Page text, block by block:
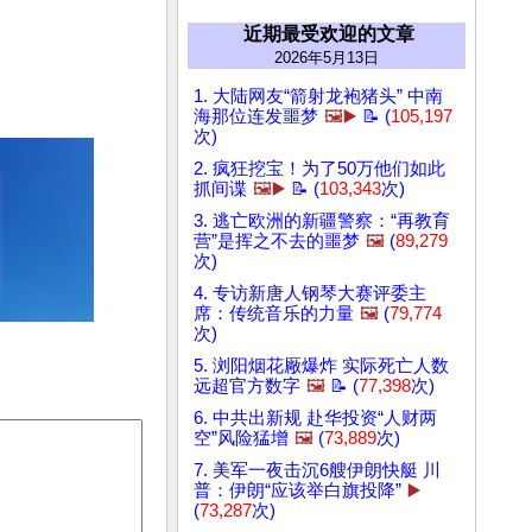
近期最受欢迎的文章
2026年5月13日
1. 大陆网友“箭射龙袍猪头” 中南
海那位连发噩梦 🖼️▶️ 📝 (105,197
次)
2. 疯狂挖宝！为了50万他们如此
抓间谍 🖼️▶️ 📝 (103,343次)
3. 逃亡欧洲的新疆警察：“再教育
营”是挥之不去的噩梦 🖼️ (89,279
次)
4. 专访新唐人钢琴大赛评委主
席：传统音乐的力量 🖼️ (79,774
次)
5. 浏阳烟花厰爆炸 实际死亡人数
远超官方数字 🖼️ 📝 (77,398次)
6. 中共出新规 赴华投资“人财两
空”风险猛增 🖼️ (73,889次)
7. 美军一夜击沉6艘伊朗快艇 川
普：伊朗“应该举白旗投降” ▶️
(73,287次)